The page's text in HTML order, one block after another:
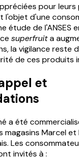
pour
l'objet d'une
étude de l'ANSES
superfruita
la vigilance reste
de ces produits
et
a été
Marcel et
Les
invités à :